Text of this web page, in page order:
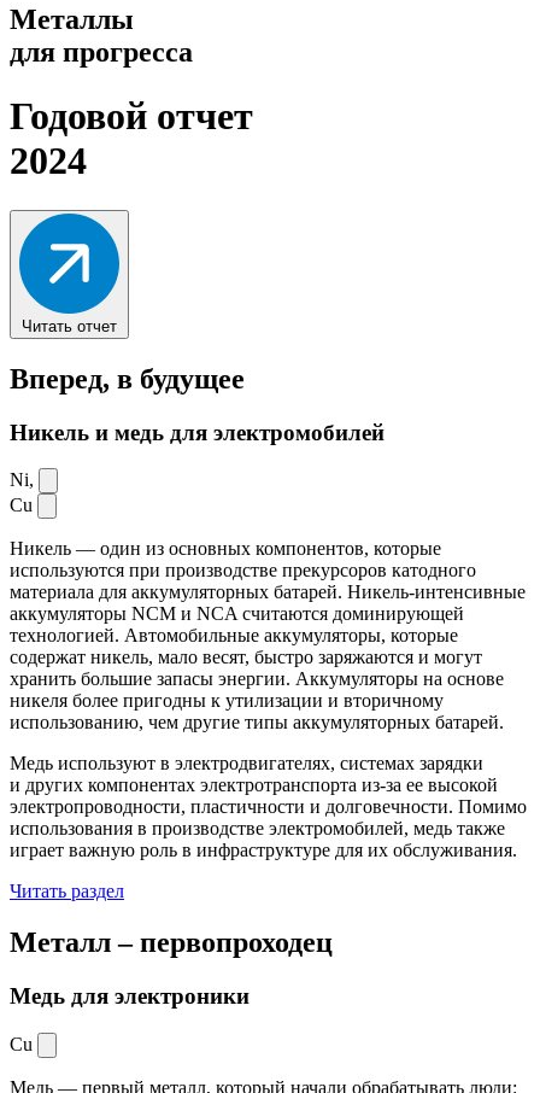
Металлы
для прогресса
Годовой отчет
2024
Читать отчет
Вперед, в будущее
Никель и медь для электромобилей
Ni,
Cu
Никель — один из основных компонентов, которые
используются при производстве прекурсоров катодного
материала для аккумуляторных батарей. Никель-интенсивные
аккумуляторы NCM и NCA считаются доминирующей
технологией. Автомобильные аккумуляторы, которые
содержат никель, мало весят, быстро заряжаются и могут
хранить большие запасы энергии. Аккумуляторы на основе
никеля более пригодны к утилизации и вторичному
использованию, чем другие типы аккумуляторных батарей.
Медь используют в электродвигателях, системах зарядки
и других компонентах электротранспорта из-за ее высокой
электропроводности, пластичности и долговечности. Помимо
использования в производстве электромобилей, медь также
играет важную роль в инфраструктуре для их обслуживания.
Читать раздел
Металл –первопроходец
Медь для электроники
Cu
Медь — первый металл, который начали обрабатывать люди: